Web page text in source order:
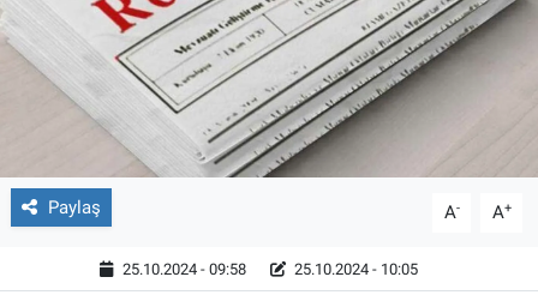
Paylaş A- A+
25.10.2024 - 09:58 25.10.2024 - 10:05